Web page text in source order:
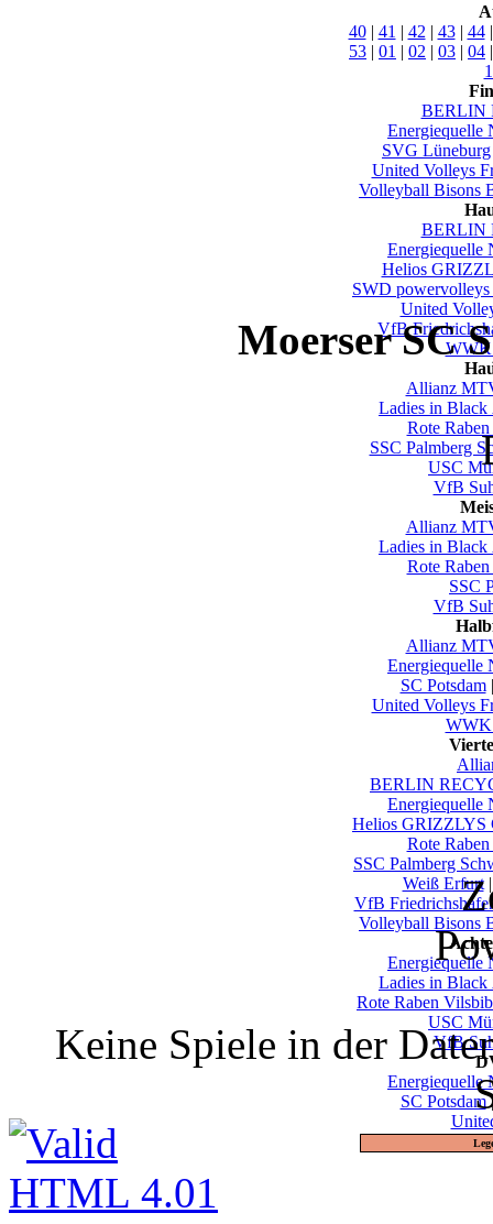
40| 41 | 42 | 43| 44
53 | 01 | 02 | 03 | 04
BERLIN
Energiequelle
SVG Lüneburg
United Volleys
Volleyball Bisons
BERLIN
Energiequelle
Helios
SWD
United
VfB
WWK
Allianz
Ladies in Black
Rote
SSC Palmberg
USC
VfB
Allianz
Ladies in Black
Rote
SSC
VfB
Allianz
Energiequelle
SC Potsdam
United Volleys
WWK
BERLIN
Energiequelle
Helios GRIZZLYS
Rote
SSC Palmberg
Weiß Erfurt
VfB
Volleyball Bisons
Energiequelle
Ladies in Black
Rote Raben
USC
VfB
Energiequelle
SC Potsdam
Moerser SC
Keine Spiele in der